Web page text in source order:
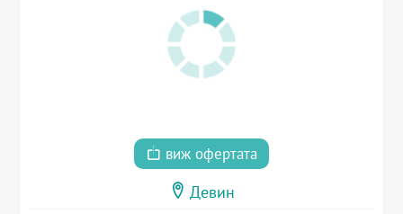
виж офертата
Девин